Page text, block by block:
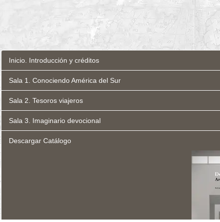
Inicio. Introducción y créditos
Sala 1. Conociendo América del Sur
Sala 2. Tesoros viajeros
Sala 3. Imaginario devocional
Descargar Catálogo